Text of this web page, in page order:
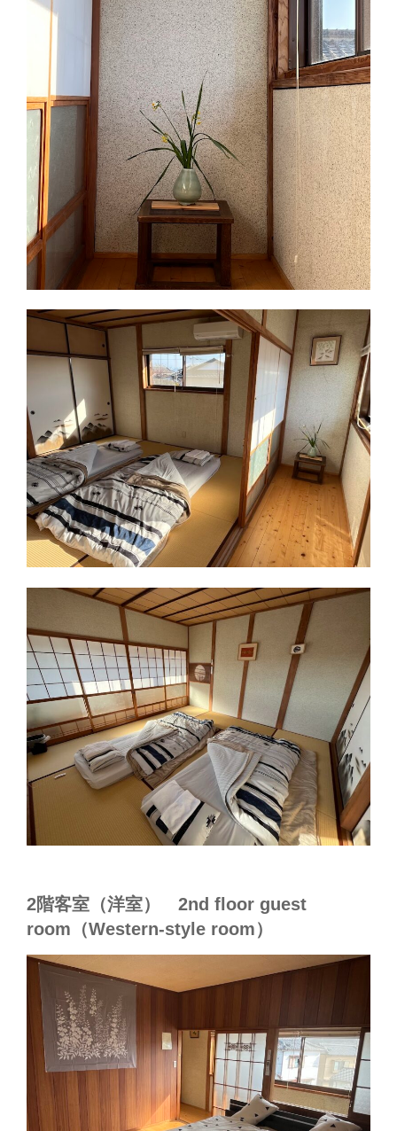
2階客室（洋室） 2nd floor guest
room（Western-style room）